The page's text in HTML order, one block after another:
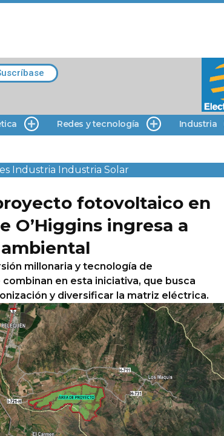
Redes y tecnología Industria
Industria Industria Solar
fotovoltaico en
O’Higgins ingresa a
millonaria y tecnología de
en esta iniciativa, que busca
y diversificar la matriz eléctrica.